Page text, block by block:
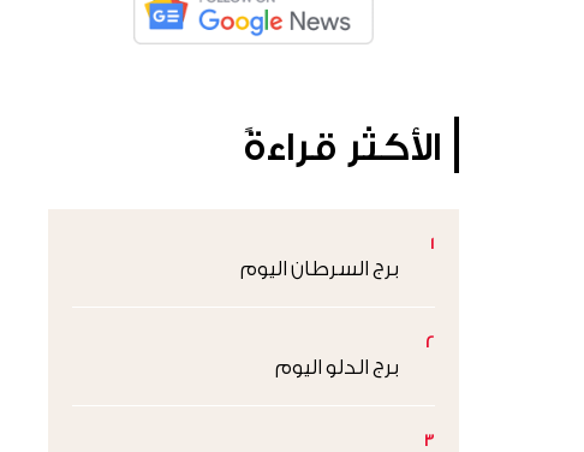
الأكثر قراءةً
1
برج السرطان اليوم
2
برج الدلو اليوم
3